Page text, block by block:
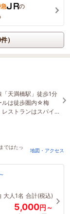
の
）
天満橋駅」徒歩1分
ルは徒歩圏内☆梅
ストランはスパイ
！ナンも食べ放題♪
ではたっ
地図・アクセス
大人1名 合計(税込)
5,000円～